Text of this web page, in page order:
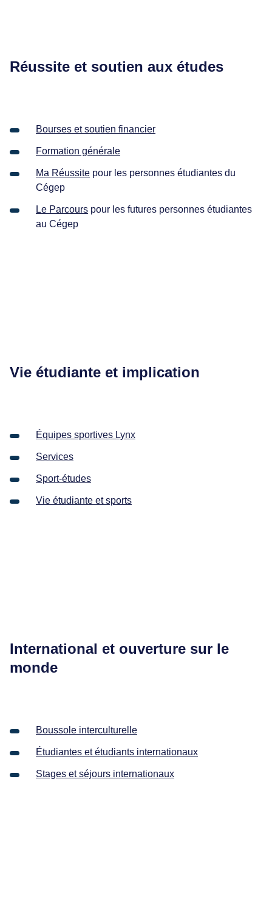
Réussite et soutien aux études
Bourses et soutien financier
Formation générale
Ma Réussite pour les personnes étudiantes du
Cégep
Le Parcours pour les futures personnes étudiantes
au Cégep
Vie étudiante et implication
Équipes sportives Lynx
Services
Sport-études
Vie étudiante et sports
International et ouverture sur le
monde
Boussole interculturelle
Étudiantes et étudiants internationaux
Stages et séjours internationaux